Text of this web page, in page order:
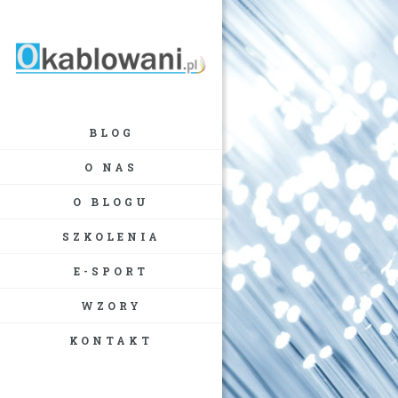
BLOG
O NAS
O BLOGU
SZKOLENIA
E-SPORT
WZORY
KONTAKT